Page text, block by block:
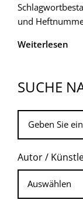
und
Weiterlesen
SUCHE
Autor /